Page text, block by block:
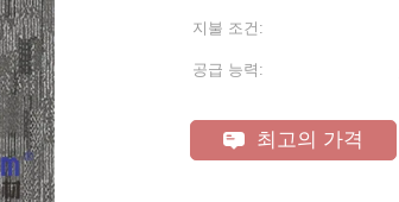
지불 조건:
공급 능력:
최고의 가격